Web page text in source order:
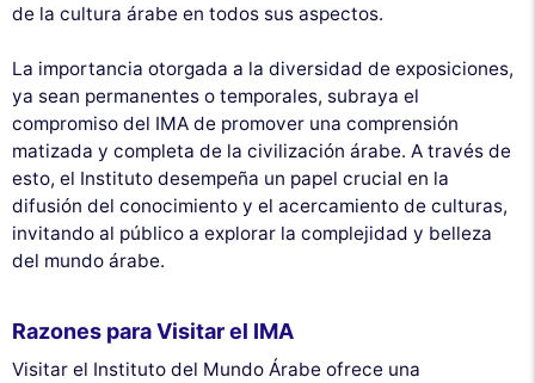
de la cultura árabe en todos sus aspectos.
La importancia otorgada a la diversidad de exposiciones,
ya sean permanentes o temporales, subraya el
compromiso del IMA de promover una comprensión
matizada y completa de la civilización árabe. A través de
esto, el Instituto desempeña un papel crucial en la
difusión del conocimiento y el acercamiento de culturas,
invitando al público a explorar la complejidad y belleza
del mundo árabe.
Razones para Visitar el IMA
Visitar el Instituto del Mundo Árabe ofrece una